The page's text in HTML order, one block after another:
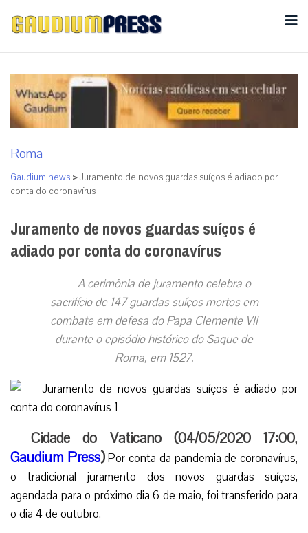
Roma
Gaudium news >Juramento de novos guardas suíços é adiado por
conta do coronavírus
Juramento de novos guardas suíços é
adiado por conta do coronavírus
A cerimônia de juramento celebra o
sacrifício de 147 guardas suíços mortos em
combate em defesa do Papa Clemente VII
durante o episódio histórico do Saque de
Roma, em 1527.
Cidade do Vaticano (04/05/2020 17:00,
Gaudium Press)Por conta da pandemia de coronavírus,
o tradicional juramento dos novos guardas suíços,
agendada para o próximo dia 6 de maio, foi transferido para
o dia 4 de outubro.